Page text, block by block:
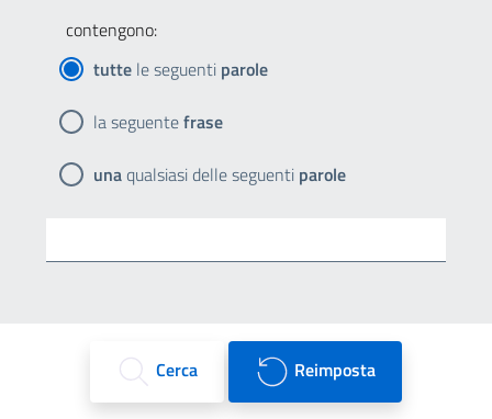
contengono:
tutte le seguenti parole
la seguentefrase
unaqualsiasi delle seguenti parole
Cerca Reimposta